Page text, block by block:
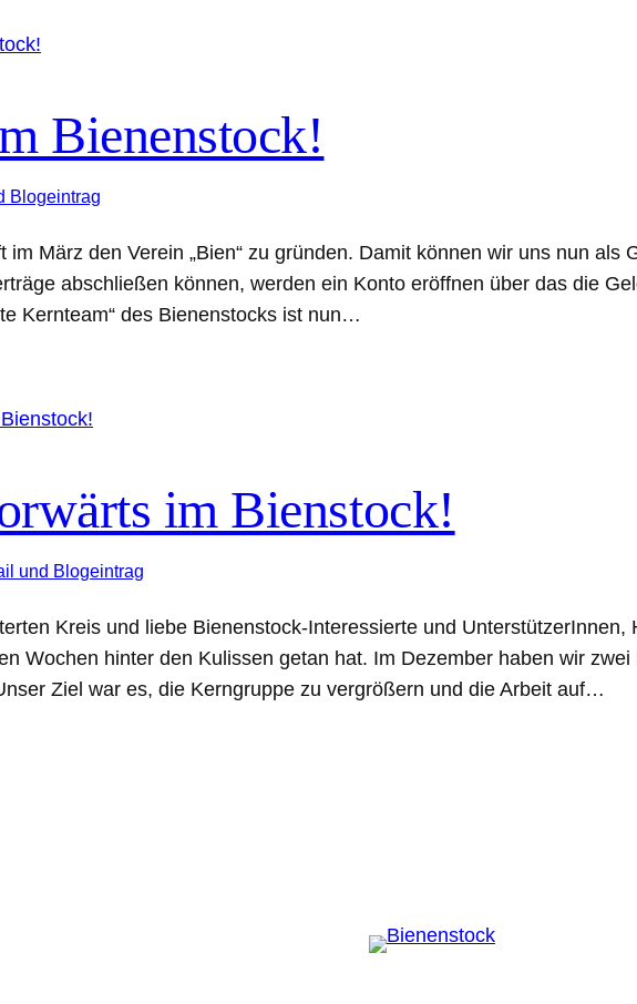
Bienenstock!
Blogeintrag
im März den Verein „Bien“ zu gründen. Damit können wir uns nun
abschließen können, werden ein Konto eröffnen über das die
Kernteam“ des Bienenstocks ist nun…
im Bienstock!
und Blogeintrag
Kreis und liebe Bienenstock-Interessierte und
Wochen hinter den Kulissen getan hat. Im Dezember haben wir
Ziel war es, die Kerngruppe zu vergrößern und die Arbeit auf…